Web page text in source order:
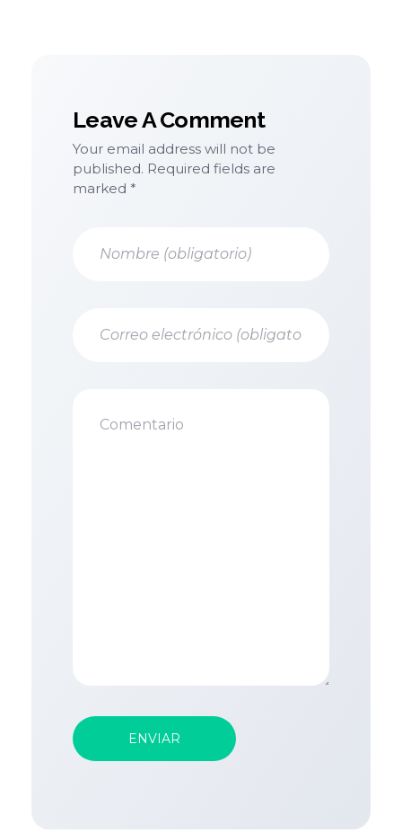
Leave A Comment
Your email address will not be
published. Required fields are
marked *